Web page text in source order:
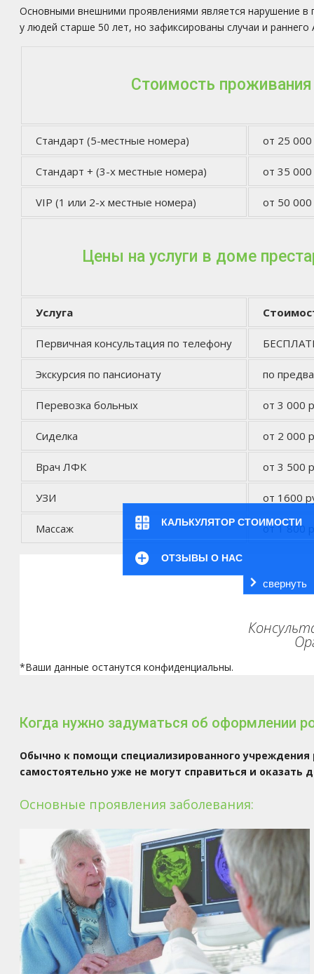
КАЛЬКУЛЯТОР СТОИМОСТИ
ОТЗЫВЫ О НАС
свернуть
Основными внешними проявлениями является нарушение в
у людей старше 50 лет, но зафиксированы случаи и раннего
Стоимость проживания
Стандарт (5-местные номера) от 25 000
Стандарт + (3-х местные номера) от 35 000
VIP (1 или 2-х местные номера) от 50 000
Цены на услуги в доме
Услуга
Первичная консультация по телефону
Экскурсия по пансионату по
Перевозка больных от 3 000
Сиделка от 2 000
Врач ЛФК от 3 500
УЗИ от 1600
Массаж от 1 800
*Ваши данные останутся конфиденциальны.
Когда нужно задуматься об оформлении
Обычно к помощи специализированного учреждения
самостоятельно уже не могут справиться и оказать
Основные проявления заболевания: